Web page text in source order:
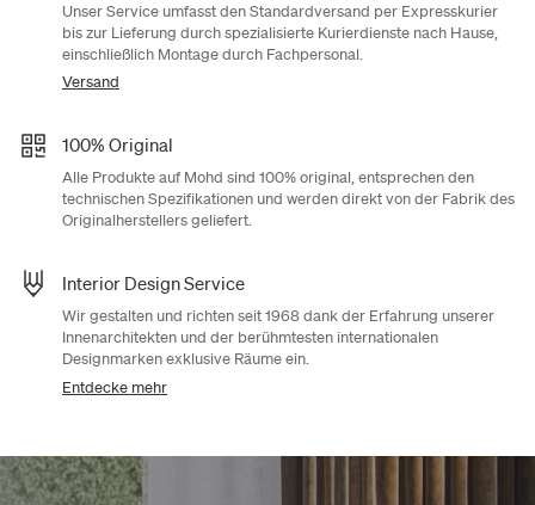
Unser Service umfasst den Standardversand per Expresskurier
bis zur Lieferung durch spezialisierte Kurierdienste nach Hause,
einschließlich Montage durch Fachpersonal.
Versand
100% Original
Alle Produkte auf Mohd sind 100% original, entsprechen den
technischen Spezifikationen und werden direkt von der Fabrik des
Originalherstellers geliefert.
Interior Design Service
Wir gestalten und richten seit 1968 dank der Erfahrung unserer
Innenarchitekten und der berühmtesten internationalen
Designmarken exklusive Räume ein.
Entdecke mehr